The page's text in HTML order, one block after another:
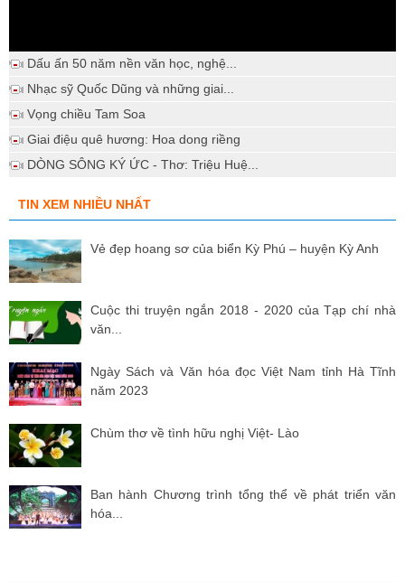
Dấu ấn 50 năm nền văn học, nghệ...
Nhạc sỹ Quốc Dũng và những giai...
Vọng chiều Tam Soa
Giai điệu quê hương: Hoa dong riềng
DÒNG SÔNG KÝ ỨC - Thơ: Triệu Huệ...
TIN XEM NHIỀU NHẤT
Vẻ đẹp hoang sơ của biển Kỳ Phú – huyện Kỳ Anh
Cuộc thi truyện ngắn 2018 - 2020 của Tạp chí nhà
văn...
Ngày Sách và Văn hóa đọc Việt Nam tỉnh Hà Tĩnh
năm 2023
Chùm thơ về tình hữu nghị Việt- Lào
Ban hành Chương trình tổng thể về phát triển văn
hóa...